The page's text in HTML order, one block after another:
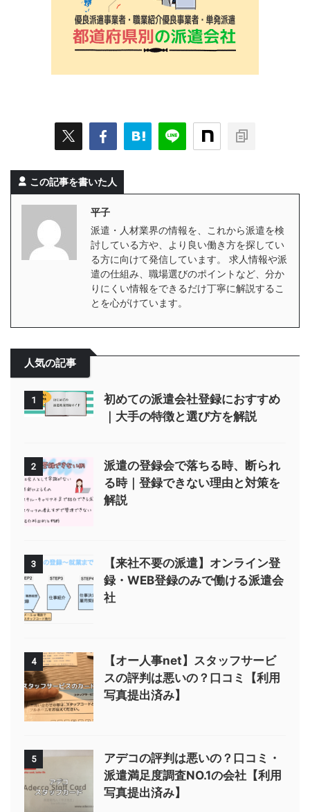
この記事を書いた人
平子
派遣・人材業界の情報を、これから派遣を検
討している方や、より良い働き方を探してい
る方に向けて発信しています。 求人情報や派
遣の仕組み、職場選びのポイントなど、分か
りにくい情報をできるだけ丁寧に解説するこ
とを心がけています。
人気の記事
1
初めての派遣会社登録におすすめ
｜大手の特徴と選び方を解説
2
派遣の登録会で落ちる時、断られ
る時｜登録できない理由と対策を
解説
3
【来社不要の派遣】オンライン登
録・WEB登録のみで働ける派遣会
社
4
【オー人事net】スタッフサービ
スの評判は悪いの？口コミ【利用
写真提出済み】
5
アデコの評判は悪いの？口コミ・
派遣満足度調査NO.1の会社【利用
写真提出済み】